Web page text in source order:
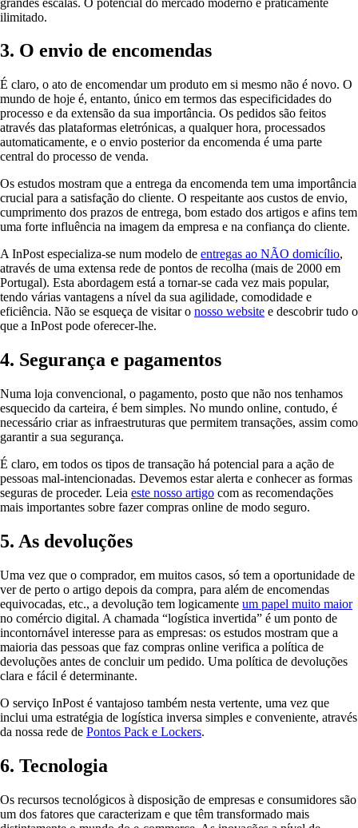
ilimitado.
3. O envio de encomendas
É claro, o ato de encomendar um produto em si mesmo não é novo. O
mundo de hoje é, entanto, único em termos das especificidades do
processo e da extensão da sua importância. Os pedidos são feitos
através das plataformas eletrónicas, a qualquer hora, processados
automaticamente, e o envio posterior da encomenda é uma parte
central do processo de venda.
Os estudos mostram que a entrega da encomenda tem uma importância
crucial para a satisfação do cliente. O respeitante aos custos de envio,
cumprimento dos prazos de entrega, bom estado dos artigos e afins tem
uma forte influência na imagem da empresa e na confiança do cliente.
A InPost especializa-se num modelo de entregas ao NÃO domicílio,
através de uma extensa rede de pontos de recolha (mais de 2000 em
Portugal). Esta abordagem está a tornar-se cada vez mais popular,
tendo várias vantagens a nível da sua agilidade, comodidade e
eficiência. Não se esqueça de visitar o nosso website e descobrir tudo o
que a InPost pode oferecer-lhe.
4. Segurança e pagamentos
Numa loja convencional, o pagamento, posto que não nos tenhamos
esquecido da carteira, é bem simples. No mundo online, contudo, é
necessário criar as infraestruturas que permitem transações, assim como
garantir a sua segurança.
É claro, em todos os tipos de transação há potencial para a ação de
pessoas mal-intencionadas. Devemos estar alerta e conhecer as formas
seguras de proceder. Leia este nosso artigo com as recomendações
mais importantes sobre fazer compras online de modo seguro.
5. As devoluções
Uma vez que o comprador, em muitos casos, só tem a oportunidade de
ver de perto o artigo depois da compra, para além de encomendas
equivocadas, etc., a devolução tem logicamente um papel muito maior
no comércio digital. A chamada “logística invertida” é um ponto de
incontornável interesse para as empresas: os estudos mostram que a
maioria das pessoas que faz compras online verifica a política de
devoluções antes de concluir um pedido. Uma política de devoluções
clara e fácil é determinante.
O serviço InPost é vantajoso também nesta vertente, uma vez que
inclui uma estratégia de logística inversa simples e conveniente, através
da nossa rede de Pontos Pack e Lockers.
6. Tecnologia
Os recursos tecnológicos à disposição de empresas e consumidores são
um dos fatores que caracterizam e que têm transformado mais